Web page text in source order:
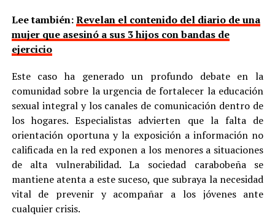
Lee también:Revelan el contenido del diario de una
mujer que asesinó a sus 3 hijos con bandas de
ejercicio
Este caso ha generado un profundo debate en la
comunidad sobre la urgencia de fortalecer la educación
sexual integral y los canales de comunicación dentro de
los hogares. Especialistas advierten que la falta de
orientación oportuna y la exposición a información no
calificada en la red exponen a los menores a situaciones
de alta vulnerabilidad. La sociedad carabobeña se
mantiene atenta a este suceso, que subraya la necesidad
vital de prevenir y acompañar a los jóvenes ante
cualquier crisis.